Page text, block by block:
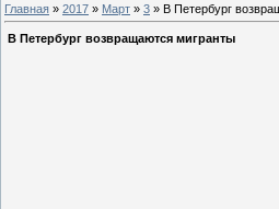
Главная » 2017 » Март » 3 » В Петербург
В Петербург возвращаются мигранты